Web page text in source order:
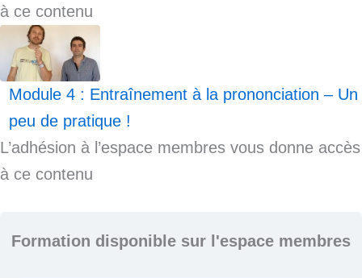
à ce contenu
Module 4 : Entraînement à la prononciation – Un
peu de pratique !
L’adhésion à l’espace membres vous donne accès
à ce contenu
Formation disponible sur l'espace membres